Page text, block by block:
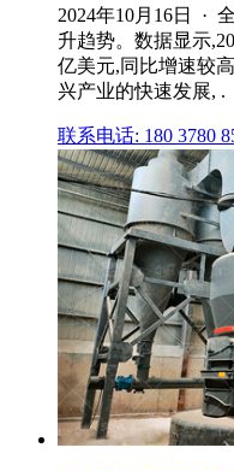
2024年10月16日 ·
升趋势。数据显示
亿美元,同比增速较
兴产业的快速发展, .
联系电话: 180 3780